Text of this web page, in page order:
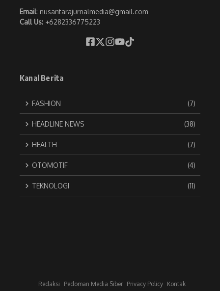
Email: nusantarajurnalmedia@gmail.com
Call Us: +6282336775223
Kanal Berita
FASHION (7)
HEADLINE NEWS (38)
HEALTH (7)
OTOMOTIF (4)
TEKNOLOGI (11)
Redaksi Pedoman Media Siber Privacy Policy Kontak